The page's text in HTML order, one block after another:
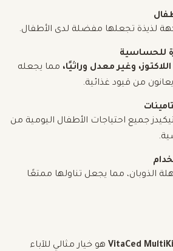
لذيذة تجعلها مفضلة لدى الأطفال.
وغير معدل وراثيًا، مما يجعله
من قيود غذائية.
جميع احتياجات الأطفال اليومية من
الذوبان، مما يجعل تناولها ممتعًا
هو خيار مثالي للآباء